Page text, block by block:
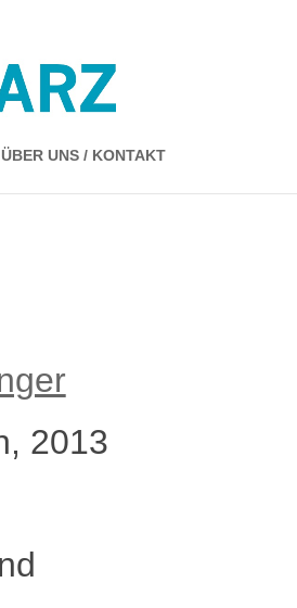
ÜBER UNS / KONTAKT
2013